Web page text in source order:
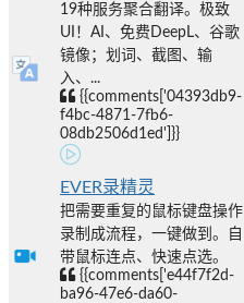
19种服务聚合翻译。极致
UI！AI、免费DeepL、谷歌
镜像；划词、截图、输
入、...
{{comments['04393db9-
f4bc-4871-7fb6-
08db2506d1ed']}}
EVER录精灵
把需要重复的鼠标键盘操作
录制成流程，一键做到。自
带鼠标连点、快速点选。
{{comments['e44f7f2d-
ba96-47e6-da60-